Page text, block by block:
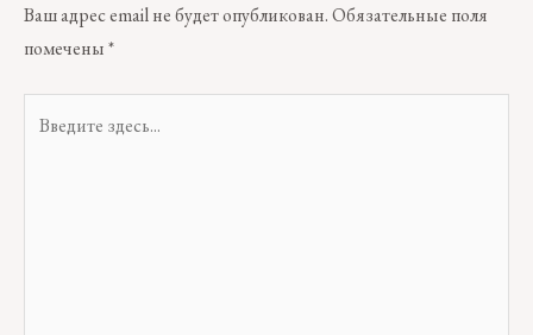
Ваш адрес email не будет опубликован.Обязательные поля
помечены*